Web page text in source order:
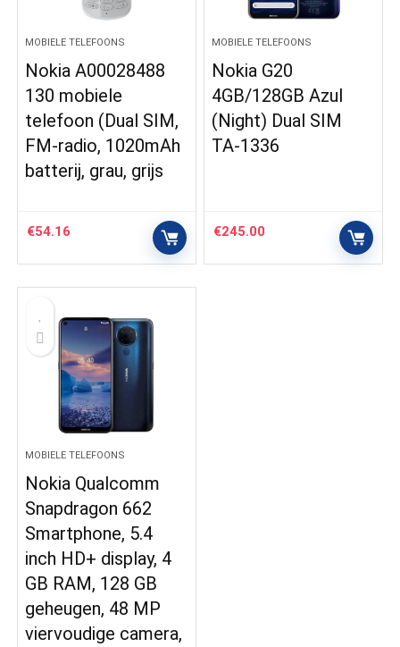
MOBIELE TELEFOONS
Nokia A00028488
130 mobiele
telefoon (Dual SIM,
FM-radio, 1020mAh
batterij, grau, grijs
€54.16
MOBIELE TELEFOONS
Nokia G20
4GB/128GB Azul
(Night) Dual SIM
TA-1336
€245.00
MOBIELE TELEFOONS
Nokia Qualcomm
Snapdragon 662
Smartphone, 5.4
inch HD+ display, 4
GB RAM, 128 GB
geheugen, 48 MP
viervoudige camera,